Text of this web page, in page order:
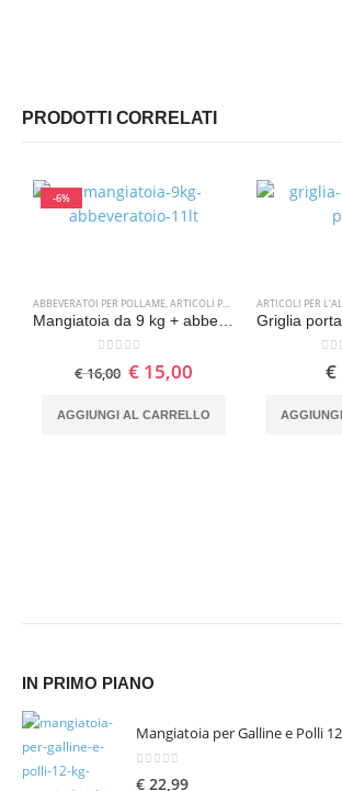
PRODOTTI CORRELATI
-6%
ABBEVERATOI PER POLLAME,ARTICOLI PER L'ALLEVAMENTO ,
Su 5
€16,00 €15,00
AGGIUNGI AL CARRELLO
ARTICOLI PER
€
IN PRIMO PIANO
Mangiatoia per Galline e Polli
€ 22,99